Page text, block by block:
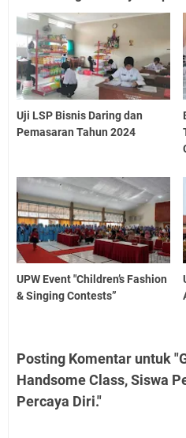
Uji LSP Bisnis Daring dan
Pemasaran Tahun 2024
UPW Event "Children’s Fashion
& Singing Contests”
Posting Komentar untuk
Handsome Class, Siswa
Percaya Diri."